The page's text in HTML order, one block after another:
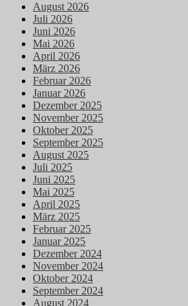
August 2026
Juli 2026
Juni 2026
Mai 2026
April 2026
März 2026
Februar 2026
Januar 2026
Dezember 2025
November 2025
Oktober 2025
September 2025
August 2025
Juli 2025
Juni 2025
Mai 2025
April 2025
März 2025
Februar 2025
Januar 2025
Dezember 2024
November 2024
Oktober 2024
September 2024
August 2024